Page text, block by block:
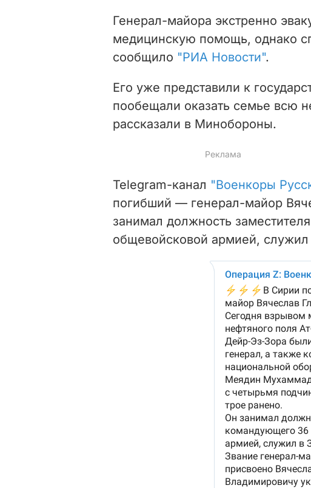
Генерал-майора экстренно
медицинскую помощь, однако
сообщило "РИА Новости".
Его уже представили к
пообещали оказать семье всю
рассказали в Минобороны.
Telegram-канал "Военкоры
погибший — генерал-майор
занимал должность
общевойсковой армией, служил